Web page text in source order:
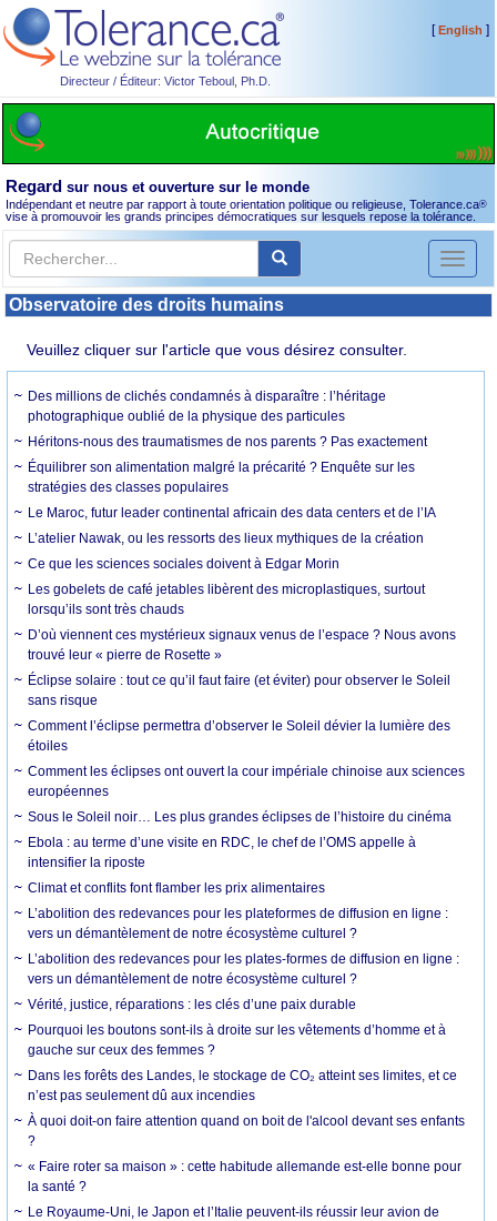
Directeur / Éditeur: Victor Teboul, Ph.D.
[English ]
Regard sur nous et ouverture sur le monde
Indépendant et neutre par rapport à toute orientation politique ou religieuse, Tolerance.ca®
vise à promouvoir les grands principes démocratiques sur lesquels repose la tolérance.
Toggle
Observatoire des droits humains
Veuillez cliquer sur l'article que vous désirez consulter.
Des millions de clichés condamnés à disparaître : l’héritage
photographique oublié de la physique des particules
Héritons-nous des traumatismes de nos parents ? Pas exactement
Équilibrer son alimentation malgré la précarité ? Enquête sur les
stratégies des classes populaires
Le Maroc, futur leader continental africain des data centers et de l’IA
L’atelier Nawak, ou les ressorts des lieux mythiques de la création
Ce que les sciences sociales doivent à Edgar Morin
Les gobelets de café jetables libèrent des microplastiques, surtout
lorsqu’ils sont très chauds
D’où viennent ces mystérieux signaux venus de l’espace ? Nous avons
trouvé leur « pierre de Rosette »
Éclipse solaire : tout ce qu’il faut faire (et éviter) pour observer le Soleil
sans risque
Comment l’éclipse permettra d’observer le Soleil dévier la lumière des
étoiles
Comment les éclipses ont ouvert la cour impériale chinoise aux sciences
européennes
Sous le Soleil noir… Les plus grandes éclipses de l’histoire du cinéma
Ebola : au terme d’une visite en RDC, le chef de l’OMS appelle à
intensifier la riposte
Climat et conflits font flamber les prix alimentaires
L’abolition des redevances pour les plateformes de diffusion en ligne :
vers un démantèlement de notre écosystème culturel ?
L’abolition des redevances pour les plates-formes de diffusion en ligne :
vers un démantèlement de notre écosystème culturel ?
Vérité, justice, réparations : les clés d’une paix durable
Pourquoi les boutons sont-ils à droite sur les vêtements d’homme et à
gauche sur ceux des femmes ?
Dans les forêts des Landes, le stockage de CO₂ atteint ses limites, et ce
n’est pas seulement dû aux incendies
À quoi doit-on faire attention quand on boit de l'alcool devant ses enfants
?
« Faire roter sa maison » : cette habitude allemande est-elle bonne pour
la santé ?
Le Royaume-Uni, le Japon et l’Italie peuvent-ils réussir leur avion de